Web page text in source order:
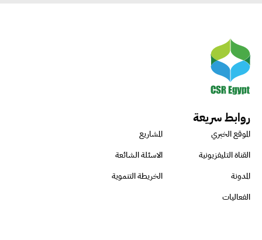
روابط سريعة
الموقع الخبري
المشاريع
القناة التليفزيونية
الاسئلة الشائعة
المدونة
الخريطة التنموية
الفعاليات